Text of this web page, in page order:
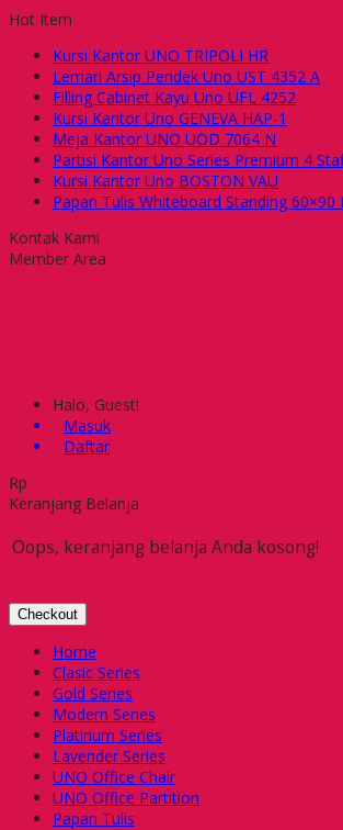
Hot Item
Kursi Kantor UNO TRIPOLI HR
Lemari Arsip Pendek Uno UST 4352 A
Filling Cabinet Kayu Uno UFL 4252
Kursi Kantor Uno GENEVA HAP-1
Meja Kantor UNO UOD 7064 N
Partisi Kantor Uno Series Premium 4
Kursi Kantor Uno BOSTON VAU
Papan Tulis Whiteboard Standing 60×90
Kontak Kami
Member Area
Halo, Guest!
Masuk
Daftar
Rp
Keranjang Belanja
Oops, keranjang belanja Anda kosong!
Checkout
Home
Clasic Series
Gold Series
Modern Series
Platinum Series
Lavender Series
UNO Office Chair
UNO Office Partition
Papan Tulis